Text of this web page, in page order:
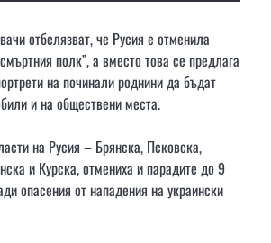
отбелязват, че Русия е отменила
полк”, а вместо това се предлага
на починали роднини да бъдат
и на обществени места.
на Русия – Брянска, Псковска,
и Курска, отмениха и парадите до 9
опасения от нападения на украински